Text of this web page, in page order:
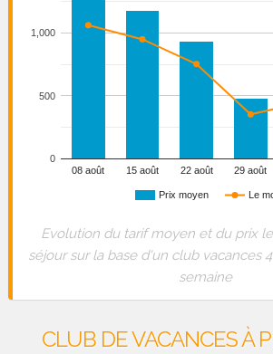
Prix moyen Le
08 août 15 août 22 août 29 août
0
500
1,000
Evolution du tarif moyen et du prix
séjour sur la base d'un club vacances
semaine
CLUB DE VACANCES À